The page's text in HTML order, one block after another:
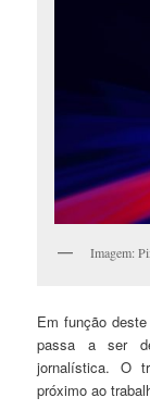
Imagem:
Em função
passa a ser
jornalística. O
próximo ao